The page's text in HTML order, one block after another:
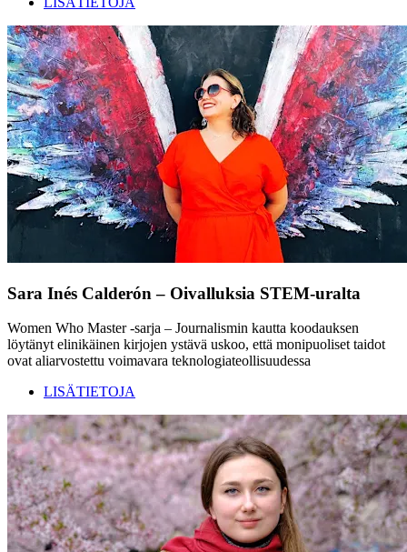
Sara Inés Calderón – Oivalluksia STEM-uralta
Women Who Master -sarja – Journalismin kautta koodauksen
löytänyt elinikäinen kirjojen ystävä uskoo, että monipuoliset taidot
ovat aliarvostettu voimavara teknologiateollisuudessa
LISÄTIETOJA